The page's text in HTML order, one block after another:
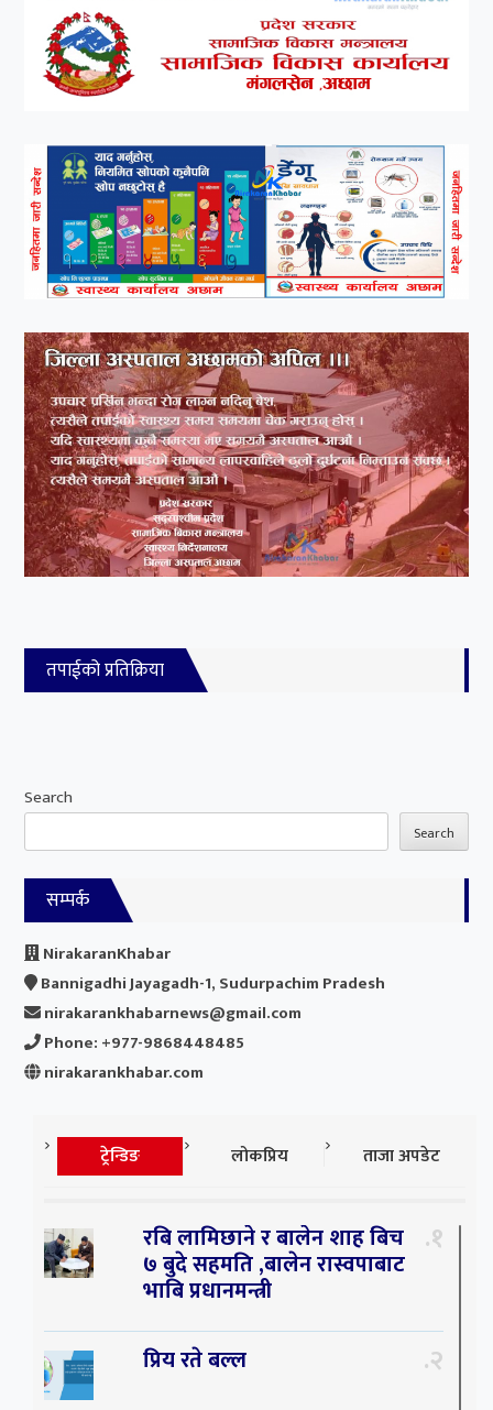
तपाईको प्रतिक्रिया
Search
Search
सम्पर्क
NirakaranKhabar
Bannigadhi Jayagadh-1, Sudurpachim Pradesh
nirakarankhabarnews@gmail.com
Phone: +977-9868448485
nirakarankhabar.com
ट्रेन्डिङ लोकप्रिय ताजा अपडेट
रबि लामिछाने र बालेन शाह बिच
७ बुदे सहमति ,बालेन रास्वपाबाट
भाबि प्रधानमन्त्री
१
प्रिय रते बल्ल २